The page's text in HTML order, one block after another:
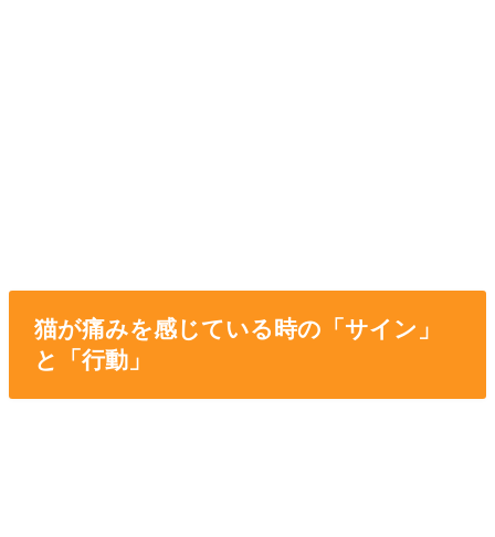
猫が痛みを感じている時の「サイン」
と「行動」